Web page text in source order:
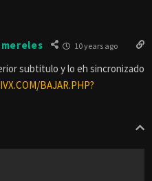
10 years ago
subtitulo y lo eh sincronizado
BAJAR.PHP?